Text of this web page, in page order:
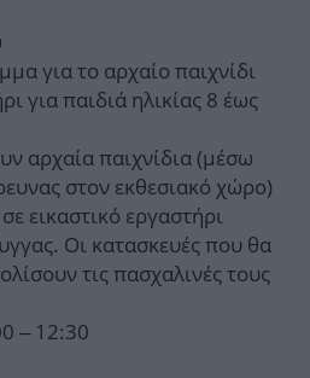
για το αρχαίο παιχνίδι
για παιδιά ηλικίας 8 έως
αρχαία παιχνίδια (μέσω
στον εκθεσιακό χώρο)
εικαστικό εργαστήρι
Οι κατασκευές που θα
τις πασχαλινές τους
– 12:30